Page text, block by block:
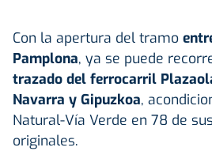
Con la apertura del tramo
Pamplona, ya se puede
trazado del ferrocarril
Navarra y Gipuzkoa,
Natural-Vía Verde en 78 de
originales.